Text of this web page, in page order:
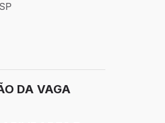
Indaiatuba - SP
Presencial
DA VAGA